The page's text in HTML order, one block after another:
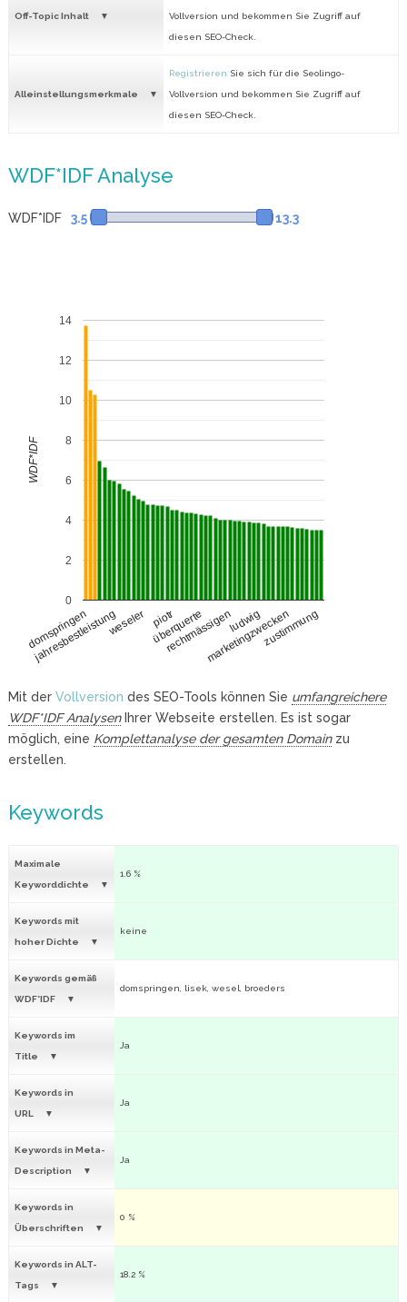
Off-Topic Inhalt Vollversion und bekommen Sie Zugriff auf
diesen SEO-Check.
Alleinstellungsmerkmale
Registrieren Sie sich für die Seolingo-
Vollversion und bekommen Sie Zugriff auf
diesen SEO-Check.
WDF*IDF Analyse
WDF*IDF 3.5 13.3
domspringen
jahresbestleistungweseler piotr
überquerte
rechtmässigenludwig
marketingzweckenzustimmung
0
2
4
6
8
10
12
14
WDF*IDF
Mit der Vollversion des SEO-Tools können Sie umfangreichere
WDF*IDF AnalysenIhrer Webseite erstellen. Es ist sogar
möglich, eine Komplettanalyse der gesamten Domainzu
erstellen.
Keywords
Maximale
Keyworddichte
1.6 %
Keywords mit
hoher Dichte
keine
Keywords gemäß
WDF*IDF
domspringen, lisek, wesel, broeders
Keywords im
Title
Ja
Keywords in
URL
Ja
Keywords in Meta-
Description
Ja
Keywords in
Überschriften
0 %
Keywords in ALT-
Tags
18.2 %